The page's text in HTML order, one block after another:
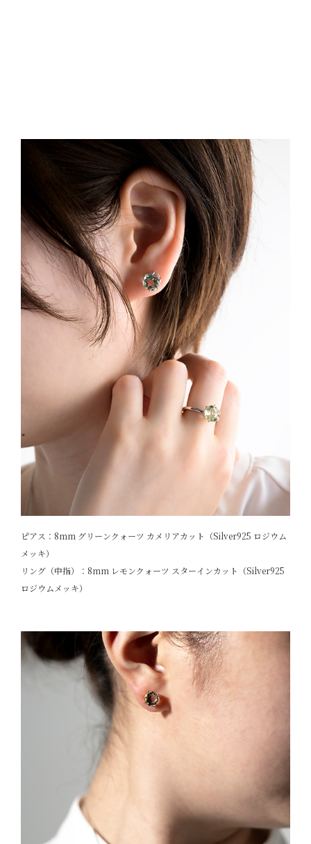
ピアス：8mm グリーンクォーツ カメリアカット（Silver925 ロジウム
メッキ）
リング（中指）：8mm レモンクォーツ スターインカット（Silver925
ロジウムメッキ）